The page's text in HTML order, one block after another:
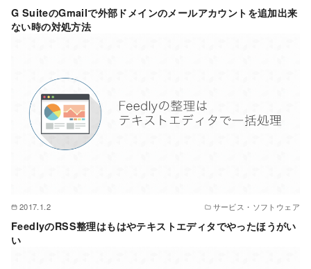
G SuiteのGmailで外部ドメインのメールアカウントを追加出来
ない時の対処方法
2017.1.2 サービス・ソフトウェア
FeedlyのRSS整理はもはやテキストエディタでやったほうがい
い